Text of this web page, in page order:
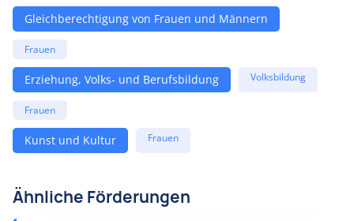
Gleichberechtigung von Frauen und Männern
Frauen
Erziehung, Volks- und Berufsbildung Volksbildung
Frauen
Kunst und Kultur Frauen
Ähnliche Förderungen